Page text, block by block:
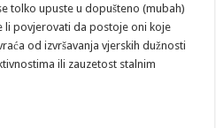
tolko upuste u dopušteno (mubah)
li povjerovati da postoje oni koje
od izvršavanja vjerskih dužnosti
ili zauzetost stalnim